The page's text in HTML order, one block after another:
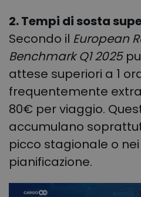
2. Tempi di sosta
Secondo il European
Benchmark Q1 2025
attese superiori a 1
frequentemente
80€ per viaggio.
accumulano
picco stagionale o
pianificazione.